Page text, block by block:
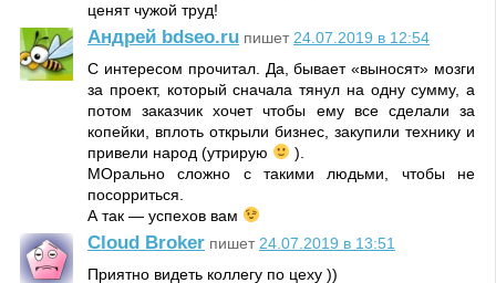
ценят чужой труд!
Андрей bdseo.ru пишет 24.07.2019 в 12:54
С интересом прочитал. Да, бывает «выносят» мозги
за проект, который сначала тянул на одну сумму, а
потом заказчик хочет чтобы ему все сделали за
копейки, вплоть открыли бизнес, закупили технику и
привели народ (утрирую
).
МОрально сложно с такими людьми, чтобы не
посорриться.
А так — успехов вам
Cloud Broker пишет 24.07.2019 в 13:51
Приятно видеть коллегу по цеху ))